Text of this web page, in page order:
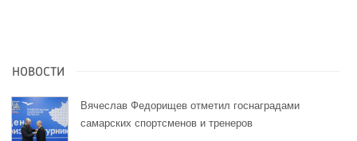
НОВОСТИ
Вячеслав Федорищев отметил госнаградами
самарских спортсменов и тренеров